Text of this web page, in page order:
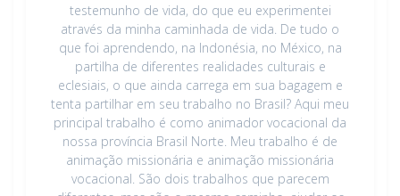
testemunho de vida, do que eu experimentei
através da minha caminhada de vida. De tudo o
que foi aprendendo, na Indonésia, no México, na
partilha de diferentes realidades culturais e
eclesiais, o que ainda carrega em sua bagagem e
tenta partilhar em seu trabalho no Brasil? Aqui meu
principal trabalho é como animador vocacional da
nossa província Brasil Norte. Meu trabalho é de
animação missionária e animação missionária
vocacional. São dois trabalhos que parecem